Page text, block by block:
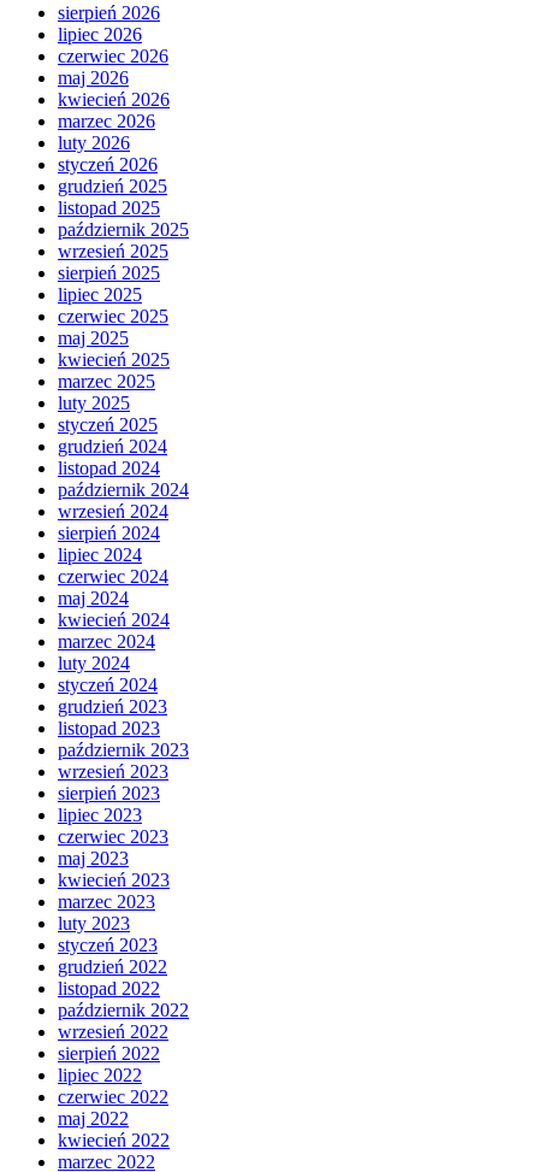
sierpień 2026
lipiec 2026
czerwiec 2026
maj 2026
kwiecień 2026
marzec 2026
luty 2026
styczeń 2026
grudzień 2025
listopad 2025
październik 2025
wrzesień 2025
sierpień 2025
lipiec 2025
czerwiec 2025
maj 2025
kwiecień 2025
marzec 2025
luty 2025
styczeń 2025
grudzień 2024
listopad 2024
październik 2024
wrzesień 2024
sierpień 2024
lipiec 2024
czerwiec 2024
maj 2024
kwiecień 2024
marzec 2024
luty 2024
styczeń 2024
grudzień 2023
listopad 2023
październik 2023
wrzesień 2023
sierpień 2023
lipiec 2023
czerwiec 2023
maj 2023
kwiecień 2023
marzec 2023
luty 2023
styczeń 2023
grudzień 2022
listopad 2022
październik 2022
wrzesień 2022
sierpień 2022
lipiec 2022
czerwiec 2022
maj 2022
kwiecień 2022
marzec 2022